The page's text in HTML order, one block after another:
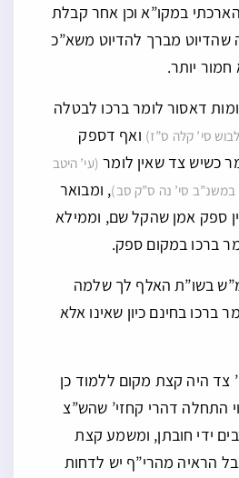
במקו”א וכן אחר קבלת
שהדיוט מברך להדיוט משא”כ
יותר.
דאסור לומר ברכו לבטלה
סי’ קלה ס”ז) ואף דספק
כשיש צד שאין לומר (עי’ היטב
במשנ”ב סי’ נה ס”ק סב), ומבואר
ספק אמן שהקל שם, וממילא
ברכו במקום ספק.
בשו”ת האלף לך שלמה
ברכו בחינם כיון שאינו אלא
צד היה קצת מקום ללמוד כן
התחלה דהרי קחזי’ שהש”צ
ידי חובתן, ומשמע קצת
הראיה מהרי”ף יש לדחות